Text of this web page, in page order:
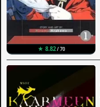
★ 8.82/ 70